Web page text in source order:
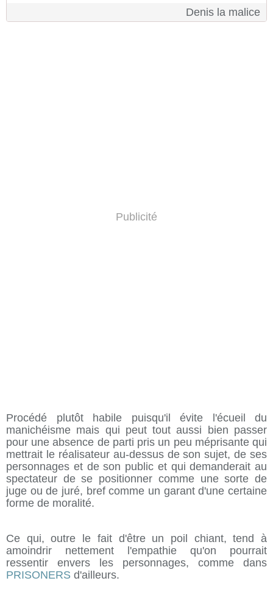
Denis la malice
Publicité
Procédé plutôt habile puisqu'il évite l'écueil du
manichéisme mais qui peut tout aussi bien passer
pour une absence de parti pris un peu méprisante qui
mettrait le réalisateur au-dessus de son sujet, de ses
personnages et de son public et qui demanderait au
spectateur de se positionner comme une sorte de
juge ou de juré, bref comme un garant d'une certaine
forme de moralité.
Ce qui, outre le fait d'être un poil chiant, tend à
amoindrir nettement l'empathie qu'on pourrait
ressentir envers les personnages, comme dans
PRISONERS d'ailleurs.